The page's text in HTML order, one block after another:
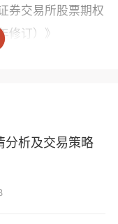
券交易所股票期权
修订）》
延续衍生品市场
思路，在降低制
，防范投机资本
分析及交易策略